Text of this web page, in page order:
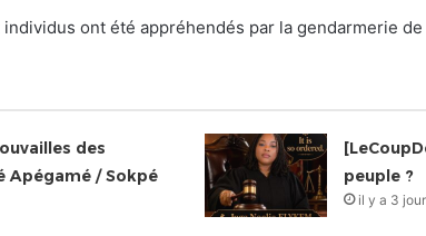
ont été appréhendés par la gendarmerie de
des
Apégamé / Sokpé
peuple ?
il y a 3